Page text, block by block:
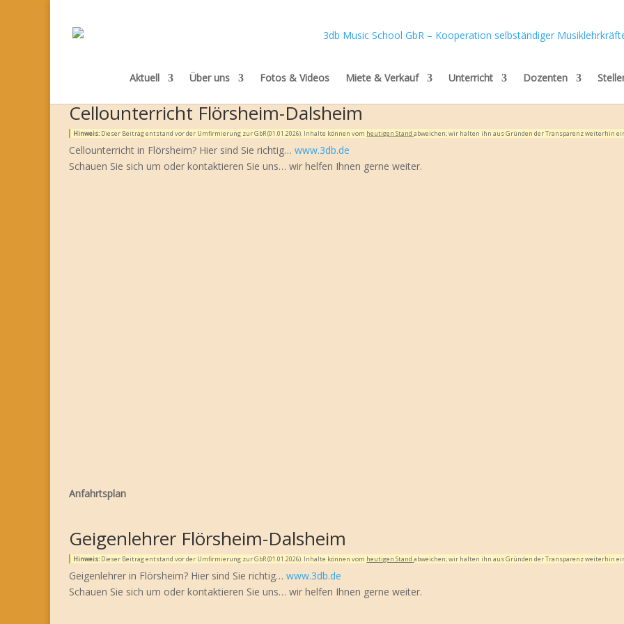
Aktuell Über uns Fotos & Videos Miete & Verkauf Unterricht Dozenten
Cellounterricht Flörsheim-Dalsheim
Hinweis: Dieser Beitrag entstand vor der Umfirmierung zur GbR (01.01.2026). Inhalte können vom heutigen Standabweichen; wir halten ihn aus Gründen der Transparenz weiterhin
Cellounterricht in Flörsheim? Hier sind Sie richtig…www.3db.de
Schauen Sie sich um oder kontaktieren Sie uns… wir helfen Ihnen gerne weiter.
Anfahrtsplan
Geigenlehrer Flörsheim-Dalsheim
Hinweis: Dieser Beitrag entstand vor der Umfirmierung zur GbR (01.01.2026). Inhalte können vom heutigen Standabweichen; wir halten ihn aus Gründen der Transparenz weiterhin
Geigenlehrer in Flörsheim? Hier sind Sie richtig…www.3db.de
Schauen Sie sich um oder kontaktieren Sie uns… wir helfen Ihnen gerne weiter.